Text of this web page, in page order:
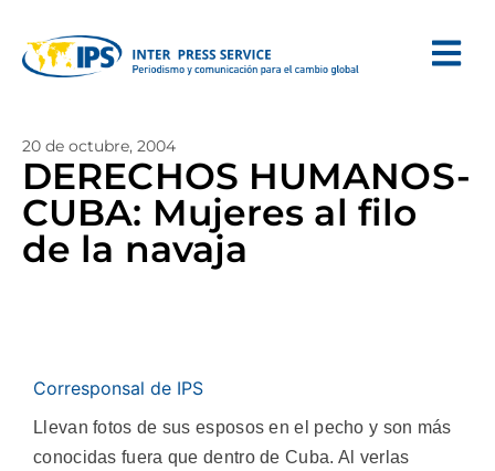
20 de octubre, 2004
DERECHOS HUMANOS-
CUBA: Mujeres al filo
de la navaja
Corresponsal de IPS
Llevan fotos de sus esposos en el pecho y son más
conocidas fuera que dentro de Cuba. Al verlas